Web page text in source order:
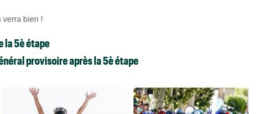
verra bien !
la 5è étape
provisoire après la 5è étape